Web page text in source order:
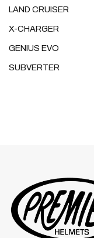
LAND CRUISER
X-CHARGER
GENIUS EVO
SUBVERTER